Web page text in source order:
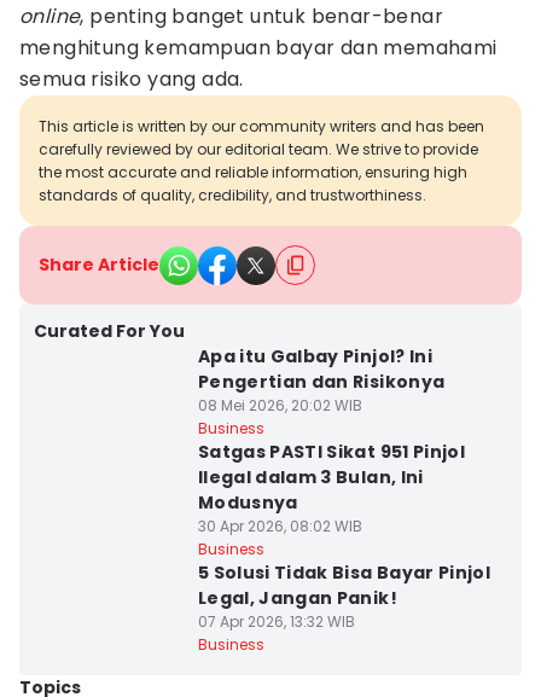
online, penting banget untuk benar-benar
menghitung kemampuan bayar dan memahami
semua risiko yang ada.
This article is written by our community writers and has been
carefully reviewed by our editorial team. We strive to provide
the most accurate and reliable information, ensuring high
standards of quality, credibility, and trustworthiness.
Share Article
Curated For You
Apa itu Galbay Pinjol? Ini
Pengertian dan Risikonya
08 Mei 2026, 20:02 WIB
Business
Satgas PASTI Sikat 951 Pinjol
Ilegal dalam 3 Bulan, Ini
Modusnya
30 Apr 2026, 08:02 WIB
Business
5 Solusi Tidak Bisa Bayar Pinjol
Legal, Jangan Panik!
07 Apr 2026, 13:32 WIB
Business
Topics